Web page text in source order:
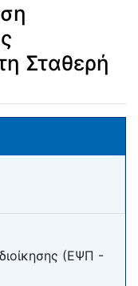
Σταθερή
(ΕΨΠ -